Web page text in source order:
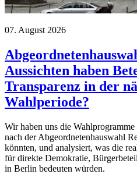
07. August 2026
Aussichten haben
Transparenz in der
Wahlperiode?
Wir haben uns die
nach der Abgeordnetenhauswahl
könnten, und analysiert, was die
für direkte Demokratie,
in Berlin bedeuten würden.